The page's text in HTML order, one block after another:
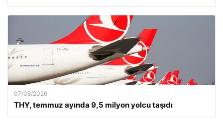
07/08/2026
THY, temmuz ayında 9,5 milyon yolcu taşıdı